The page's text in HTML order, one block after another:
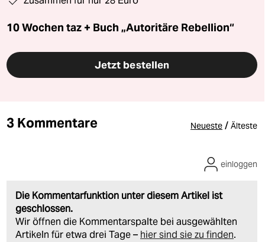
10 Wochen taz + Buch „Autoritäre Rebellion“
Jetzt bestellen
3 Kommentare Neueste / Älteste
Die Kommentarfunktion unter diesem Artikel ist
geschlossen.
Wir öffnen die Kommentarspalte bei ausgewählten
Artikeln für etwa drei Tage – hier sind sie zu finden.
einloggen